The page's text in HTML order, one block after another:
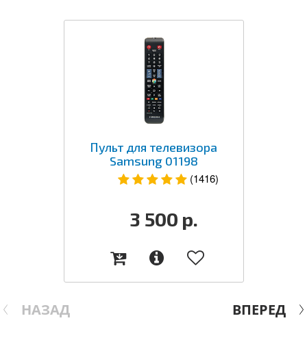
НАЗАД
Пульт для телевизора
Samsung 01198
(1416)
3 500 р.
ВПЕРЕД